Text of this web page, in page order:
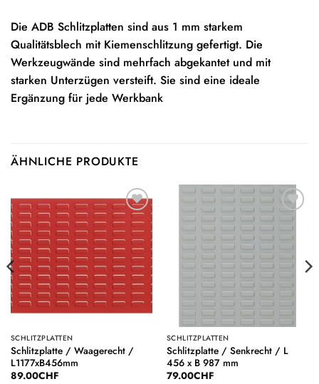
Die ADB Schlitzplatten sind aus 1 mm starkem
Qualitätsblech mit Kiemenschlitzung gefertigt. Die
Werkzeugwände sind mehrfach abgekantet und mit
starken Unterzügen versteift. Sie sind eine ideale
Ergänzung für jede Werkbank
ÄHNLICHE PRODUKTE
Auf die
Wunschliste
SCHLITZPLATTEN
Schlitzplatte / Waagerecht /
L1177xB456mm
89.00CHF
Auf die
Wunschliste
SCHLITZPLATTEN
Schlitzplatte / Senkrecht / L
456 x B 987 mm
79.00CHF